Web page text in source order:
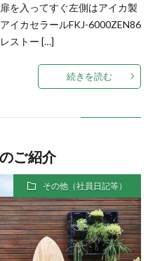
を入ってすぐ左側はアイカ製
イカセラールFKJ-6000ZEN86
ストー […]
続きを読む
ご紹介
その他（社員日記等）